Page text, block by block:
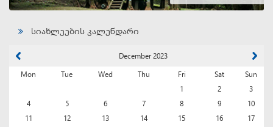
სიახლეების კალენდარი
December 2023
Mon
Tue Wed Thu Fri Sat
Sun
1
2
3
4
5 6 7 8 9
10
11
12 13 14 15 16
17